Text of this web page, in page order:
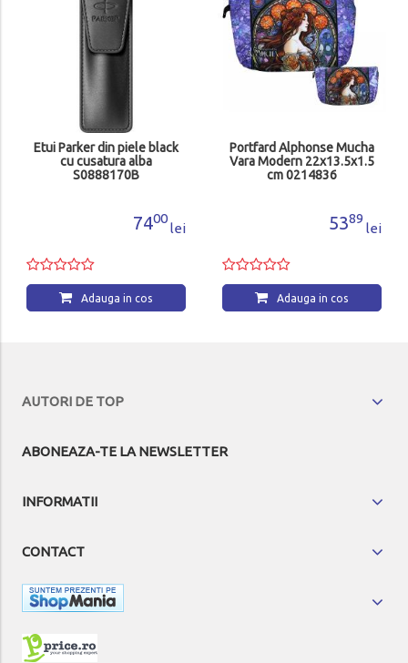
Etui Parker din piele black
cu cusatura alba
S0888170B
7400
lei
Adauga in cos
Portfard Alphonse Mucha
Vara Modern 22x13.5x1.5
cm 0214836
5389
lei
Adauga in cos
AUTORI DE TOP
ABONEAZA-TE LA NEWSLETTER
INFORMATII
CONTACT